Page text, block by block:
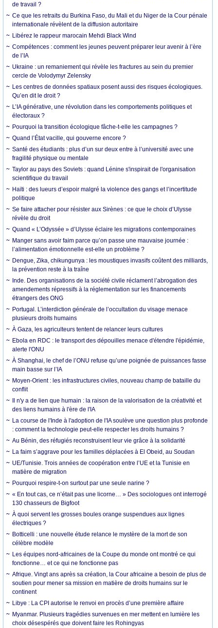
de travail ?
Ce que les retraits du Burkina Faso, du Mali et du Niger de la Cour pénale
internationale révèlent de la diffusion autoritaire
Libérez le rappeur marocain Mehdi Black Wind
Compétences : comment les jeunes peuvent préparer leur avenir à l’ère
de l’IA
Ukraine : un remaniement qui révèle les fractures au sein du premier
cercle de Volodymyr Zelensky
Les centres de données spatiaux posent aussi des risques écologiques.
Qu’en dit le droit ?
L’IA générative, une révolution dans les comportements politiques et
électoraux ?
Pourquoi la transition écologique fâche-t-elle les campagnes ?
Quand l’État vacille, qui gouverne encore ?
Santé des étudiants : plus d’un sur deux entre à l’université avec une
fragilité physique ou mentale
Taylor au pays des Soviets : quand Lénine s'inspirait de l'organisation
scientifique du travail
Haïti : des lueurs d’espoir malgré la violence des gangs et l’incertitude
politique
Se faire attacher pour résister aux Sirènes : ce que le choix d’Ulysse
révèle du droit
Quand « L’Odyssée » d’Ulysse éclaire les migrations contemporaines
Manger sans avoir faim parce qu’on passe une mauvaise journée :
l’alimentation émotionnelle est-elle un problème ?
Dengue, Zika, chikungunya : les moustiques invasifs coûtent des milliards,
la prévention reste à la traîne
Inde. Des organisations de la société civile réclament l’abrogation des
amendements répressifs à la réglementation sur les financements
étrangers des ONG
Portugal. L’interdiction générale de l’occultation du visage menace
plusieurs droits humains
À Gaza, les agriculteurs tentent de relancer leurs cultures
Ebola en RDC : le transport des dépouilles menace d'étendre l'épidémie,
alerte l'ONU
À Shanghai, le chef de l’ONU refuse qu’une poignée de puissances fasse
main basse sur l’IA
Moyen-Orient : les infrastructures civiles, nouveau champ de bataille du
conflit
Il n'y a de lien que humain : la raison de la valorisation de la créativité et
des liens humains à l'ère de l'IA
La course de l'Inde à l'adoption de l'IA soulève une question plus profonde
: comment la technologie peut-elle respecter les droits humains ?
Au Bénin, des réfugiés reconstruisent leur vie grâce à la solidarité
La faim s’aggrave pour les familles déplacées à El Obeid, au Soudan
UE/Tunisie. Trois années de coopération entre l’UE et la Tunisie en
matière de migration
Pourquoi respire-t-on surtout par une seule narine ?
« En tout cas, ce n’était pas une licorne… » Des sociologues ont interrogé
130 chasseurs de Bigfoot
À quoi servent les grosses boules orange suspendues aux lignes
électriques ?
Botticelli : une nouvelle étude relance le mystère de la mort de son
célèbre modèle
Les équipes nord-africaines de la Coupe du monde ont montré ce qui
fonctionne… et ce qui ne fonctionne pas
Afrique. Vingt ans après sa création, la Cour africaine a besoin de plus de
soutien pour mener sa mission en matière de droits humains sur le
continent
Libye : La CPI autorise le renvoi en procès d’une première affaire
Myanmar. Plusieurs tragédies survenues en mer mettent en lumière les
choix désespérés que doivent faire les Rohingyas